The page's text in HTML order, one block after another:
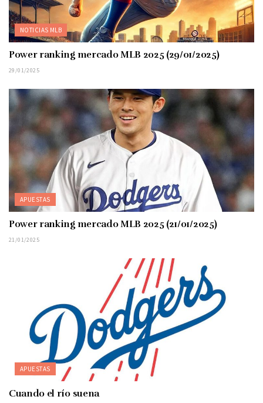
NOTICIAS MLB
Power ranking mercado MLB 2025 (29/01/2025)
29/01/2025
APUESTAS
Power ranking mercado MLB 2025 (21/01/2025)
21/01/2025
APUESTAS
Cuando el río suena